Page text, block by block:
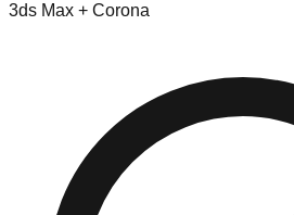
3ds Max + Corona